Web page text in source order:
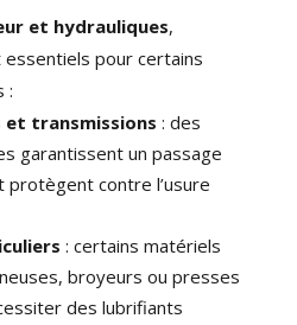
et hydrauliques,
pour certains
:
et transmissions : des
garantissent un passage
contre l’usure
: certains matériels
broyeurs ou presses
des lubrifiants